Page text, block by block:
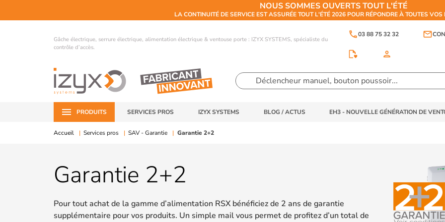
NOUS SOMMES OUVERTS TOUT L'ÉTÉ
LA CONTINUITÉ DE SERVICE EST ASSURÉE TOUT L'ÉTÉ 2026 POUR RÉPONDRE À TOUTES
Gâche électrique, serrure électrique, alimentation électrique & ventouse porte : IZYX SYSTEMS, spécialiste du
contrôle d’accès.
phone03 88 75 32 32 email
person
PRODUITS SERVICES PROS IZYX SYSTEMS BLOG / ACTUS EH3 - NOUVELLE GÉNÉRATION DE
Accueil Services pros SAV - Garantie Garantie 2+2
Garantie 2+2
Pour tout achat de la gamme d’alimentation RSX bénéficiez de 2 ans de garantie
supplémentaire pour vos produits. Un simple mail vous permet de profitez d’un total de